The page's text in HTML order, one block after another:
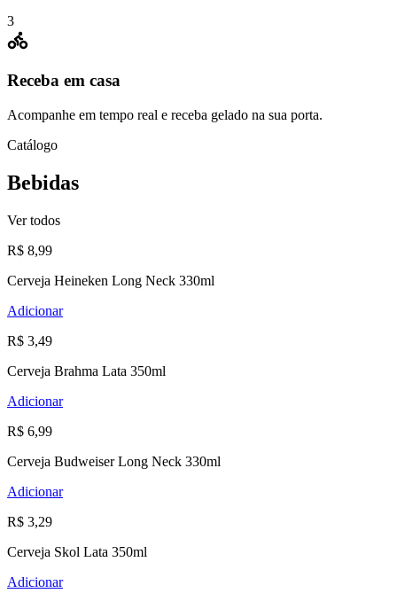
3
Receba em casa
Acompanhe em tempo real e receba gelado na sua porta.
Catálogo
Bebidas
Ver todos
R$ 8,99
Cerveja Heineken Long Neck 330ml
Adicionar
R$ 3,49
Cerveja Brahma Lata 350ml
Adicionar
R$ 6,99
Cerveja Budweiser Long Neck 330ml
Adicionar
R$ 3,29
Cerveja Skol Lata 350ml
Adicionar